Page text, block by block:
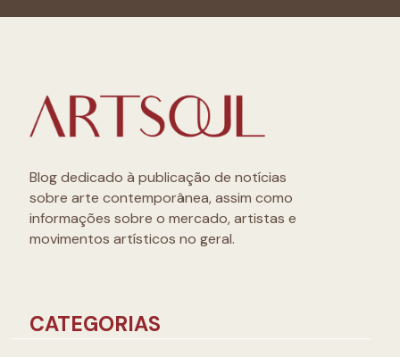
Blog dedicado à publicação de notícias
sobre arte contemporânea, assim como
informações sobre o mercado, artistas e
movimentos artísticos no geral.
CATEGORIAS